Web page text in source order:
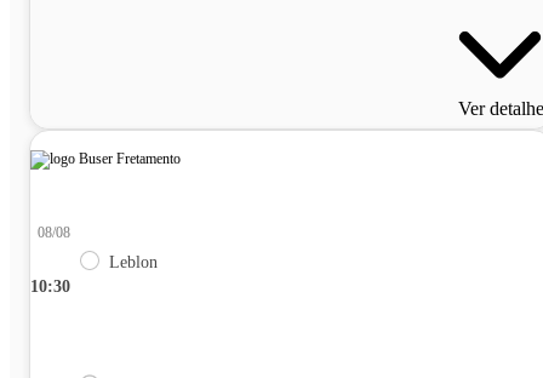
Ver
10:30
08/08
Leblon